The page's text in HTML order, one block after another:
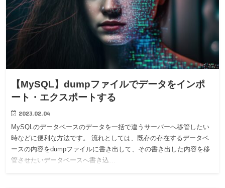
【MySQL】dumpファイルでデータをインポ
ート・エクスポートする
2023.02.04
MySQLのデータベースのデータを一括で違うサーバーへ移管したい
時などに便利な方法です。 流れとしては、既存の存在するデータベ
ースの内容をdumpファイルに書き出して、その書き出した内容を移
管させたいデータベースへ書き込…